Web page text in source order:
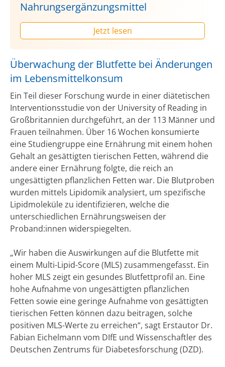
Nahrungsergänzungsmittel
Jetzt lesen
Überwachung der Blutfette bei Änderungen
im Lebensmittelkonsum
Ein Teil dieser Forschung wurde in einer diätetischen
Interventionsstudie von der University of Reading in
Großbritannien durchgeführt, an der 113 Männer und
Frauen teilnahmen. Über 16 Wochen konsumierte
eine Studiengruppe eine Ernährung mit einem hohen
Gehalt an gesättigten tierischen Fetten, während die
andere einer Ernährung folgte, die reich an
ungesättigten pflanzlichen Fetten war. Die Blutproben
wurden mittels Lipidomik analysiert, um spezifische
Lipidmoleküle zu identifizieren, welche die
unterschiedlichen Ernährungsweisen der
Proband:innen widerspiegelten.
„Wir haben die Auswirkungen auf die Blutfette mit
einem Multi-Lipid-Score (MLS) zusammengefasst. Ein
hoher MLS zeigt ein gesundes Blutfettprofil an. Eine
hohe Aufnahme von ungesättigten pflanzlichen
Fetten sowie eine geringe Aufnahme von gesättigten
tierischen Fetten können dazu beitragen, solche
positiven MLS-Werte zu erreichen“, sagt Erstautor Dr.
Fabian Eichelmann vom DIfE und Wissenschaftler des
Deutschen Zentrums für Diabetesforschung (DZD).